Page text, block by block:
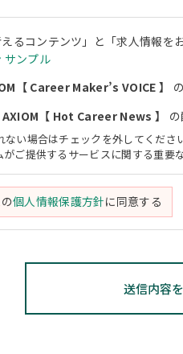
えるコンテンツ」と「求人情報を
サンプル
【 Career Maker’s VOICE 】
【 Hot Career News 】
い場合はチェックを外してください
ご提供するサービスに関する重要
個人情報保護方針に同意する